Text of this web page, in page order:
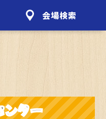
会場検索
ンター